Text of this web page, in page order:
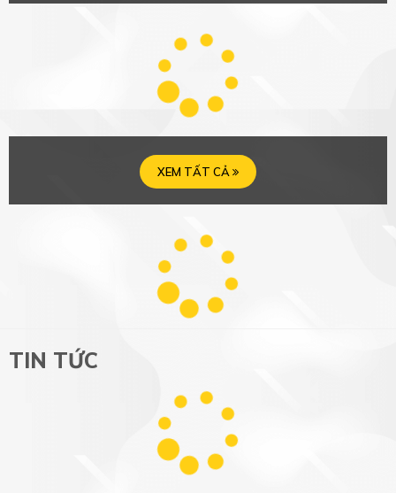
HÀNG MỚI VỀ
XEM TẤT CẢ
XEM TẤT CẢ